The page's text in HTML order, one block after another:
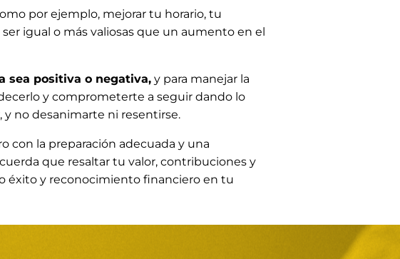
por ejemplo, mejorar tu horario, tu
igual o más valiosas que un aumento en el
sea positiva o negativa, y para manejar la
y comprometerte a seguir dando lo
y no desanimarte ni resentirse.
con la preparación adecuada y una
que resaltar tu valor, contribuciones y
éxito y reconocimiento financiero en tu